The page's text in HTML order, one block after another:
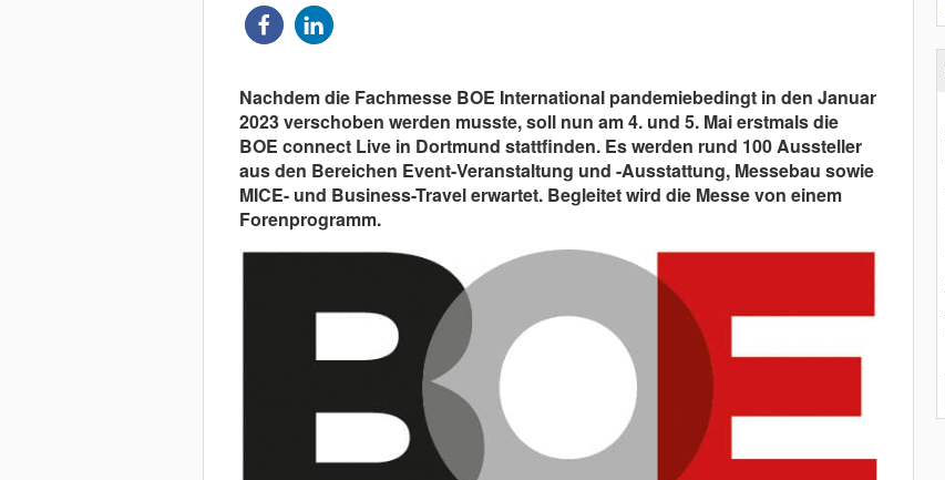
Nachdem die Fachmesse BOE International pandemiebedingt in den Januar
2023 verschoben werden musste, soll nun am 4. und 5. Mai erstmals die
BOE connect Live in Dortmund stattfinden. Es werden rund 100 Aussteller
aus den Bereichen Event-Veranstaltung und -Ausstattung, Messebau sowie
MICE- und Business-Travel erwartet. Begleitet wird die Messe von einem
Forenprogramm.